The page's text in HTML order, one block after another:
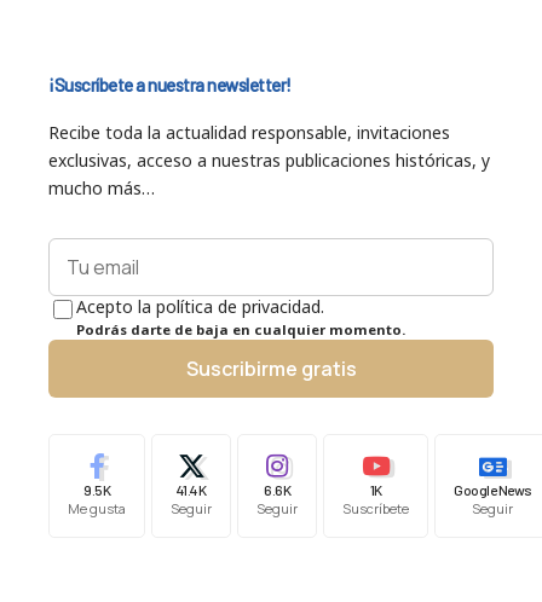
¡Suscríbete a nuestra newsletter!
Recibe toda la actualidad responsable, invitaciones
exclusivas, acceso a nuestras publicaciones históricas, y
mucho más…
Acepto la política de privacidad.
Podrás darte de baja en cualquier momento.
Suscribirme gratis
9.5K
Me gusta
41.4K
Seguir
6.6K
Seguir
1K
Suscríbete
Google News
Seguir